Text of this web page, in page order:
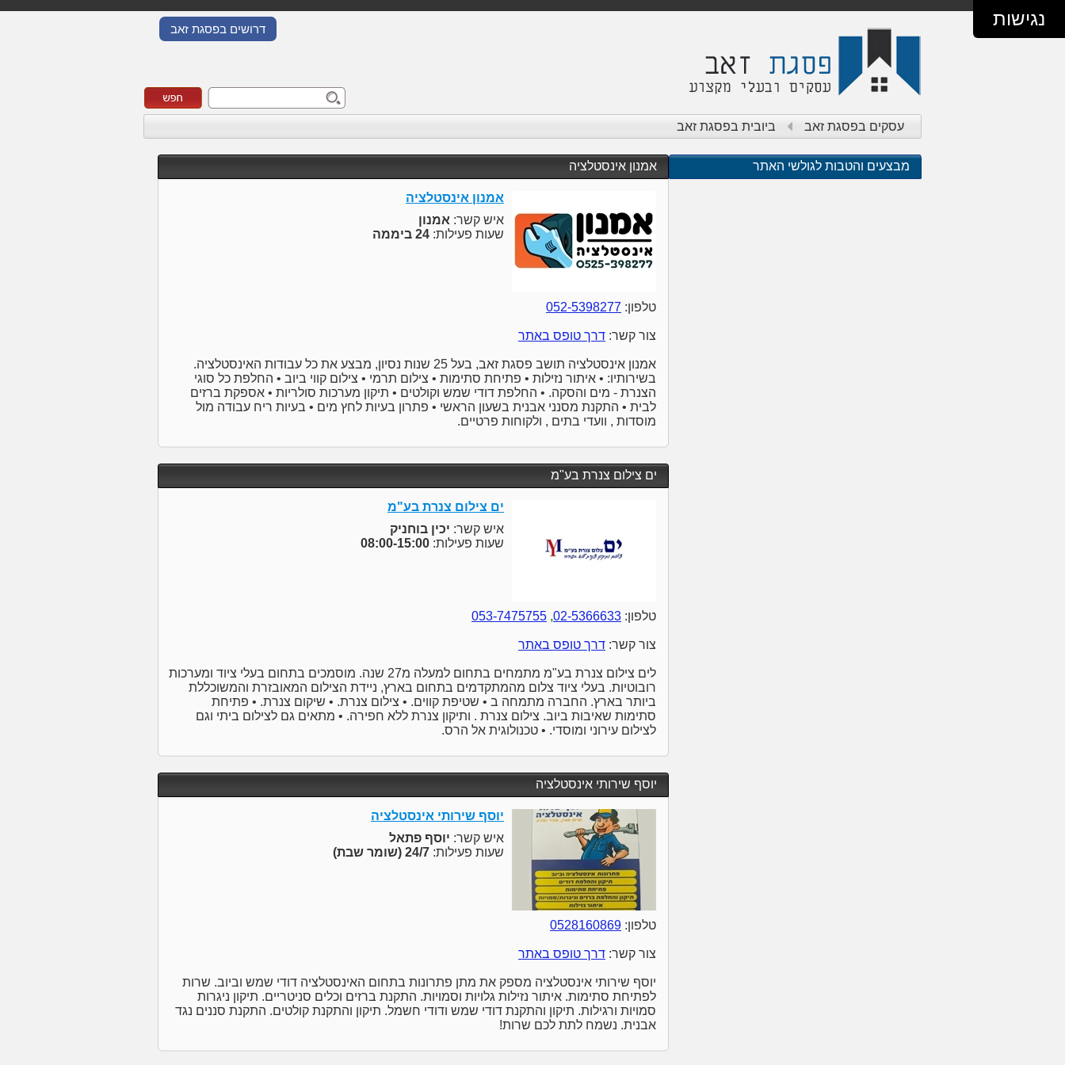
נגישות דרושים בפסגת זאב
עסקים בפסגת זאב ביובית בפסגת זאב
אמנון אינסטלציה
אמנון אינסטלציה
איש קשר: אמנון
שעות פעילות: 24 ביממה
טלפון: 052-5398277
צור קשר: דרך טופס באתר
אמנון אינסטלציה תושב פסגת זאב, בעל 25 שנות נסיון, מבצע את כל עבודות האינסטלציה.
בשירותיו: • איתור נזילות • פתיחת סתימות • צילום תרמי • צילום קווי ביוב • החלפת כל סוגי
הצנרת - מים והסקה. • החלפת דודי שמש וקולטים • תיקון מערכות סולריות • אספקת ברזים
לבית • התקנת מסנני אבנית בשעון הראשי • פתרון בעיות לחץ מים • בעיות ריח עבודה מול
מוסדות , וועדי בתים , ולקוחות פרטיים.
ים צילום צנרת בע"מ
ים צילום צנרת בע"מ
איש קשר: יכין בוחניק
שעות פעילות: 08:00-15:00
טלפון: 02-5366633
,
053-7475755
צור קשר: דרך טופס באתר
לים צילום צנרת בע"מ מתמחים בתחום למעלה מ27 שנה. מוסמכים בתחום בעלי ציוד ומערכות
רובוטיות. בעלי ציוד צלום מהמתקדמים בתחום בארץ, ניידת הצילום המאובזרת והמשוכללת
ביותר בארץ. החברה מתמחה ב • שטיפת קווים. • צילום צנרת. • שיקום צנרת. • פתיחת
סתימות שאיבות ביוב. צילום צנרת . ותיקון צנרת ללא חפירה. • מתאים גם לצילום ביתי וגם
לצילום עירוני ומוסדי. • טכנולוגית אל הרס.
יוסף שירותי אינסטלציה
יוסף שירותי אינסטלציה
איש קשר: יוסף פתאל
שעות פעילות: 24/7 (שומר שבת)
טלפון: 0528160869
צור קשר: דרך טופס באתר
יוסף שירותי אינסטלציה מספק את מתן פתרונות בתחום האינסטלציה דודי שמש וביוב. שרות
לפתיחת סתימות. איתור נזילות גלויות וסמויות. התקנת ברזים וכלים סניטריים. תיקון ניגרות
סמויות ורגילות. תיקון והתקנת דודי שמש ודודי חשמל. תיקון והתקנת קולטים. התקנת סננים נגד
אבנית. נשמח לתת לכם שרות!
מבצעים והטבות לגולשי האתר